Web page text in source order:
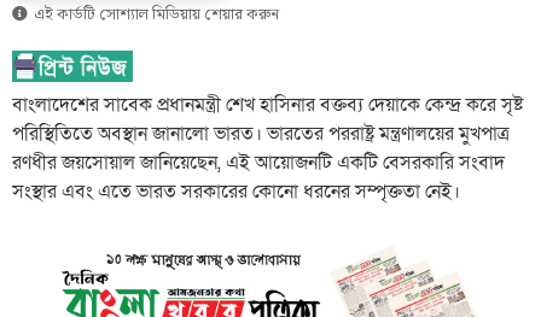
এই কার্ডটি সোশ্যাল মিডিয়ায় শেয়ার করুন
বাংলাদেশের সাবেক প্রধানমন্ত্রী শেখ হাসিনার বক্তব্য দেয়াকে কেন্দ্র করে সৃষ্ট
পরিস্থিতিতে অবস্থান জানালো ভারত। ভারতের পররাষ্ট্র মন্ত্রণালয়ের মুখপাত্র
রণধীর জয়সোয়াল জানিয়েছেন, এই আয়োজনটি একটি বেসরকারি সংবাদ
সংস্থার এবং এতে ভারত সরকারের কোনো ধরনের সম্পৃক্ততা নেই।